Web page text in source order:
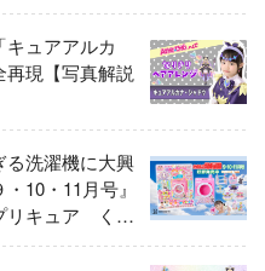
ュアアルカ
現【写真解説
る洗濯機に大興
10・11月号』
リキュア くる